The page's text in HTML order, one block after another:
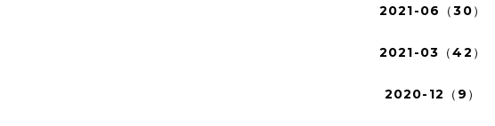
2021-06（30）
2021-03（42）
2020-12（9）